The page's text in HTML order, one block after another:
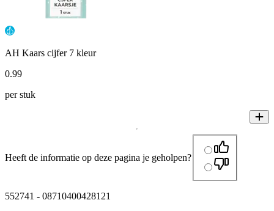
AH Kaars cijfer 7 kleur
0.99
per stuk
Heeft de informatie op deze pagina je geholpen?
552741 - 08710400428121